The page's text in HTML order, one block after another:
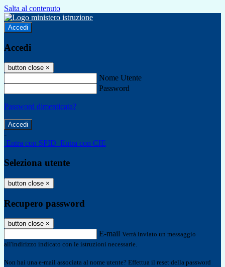
Salta al contenuto
Accedi
Accedi
button close ×
Nome Utente
Password
Password dimenticata?
-
Entra con SPID Entra con CIE
Seleziona utente
button close ×
Recupero password
button close ×
E-mail Verrà inviato un messaggio
all'indirizzo indicato con le istruzioni necessarie.
Non hai una e-mail associata al nome utente? Effettua il reset della password